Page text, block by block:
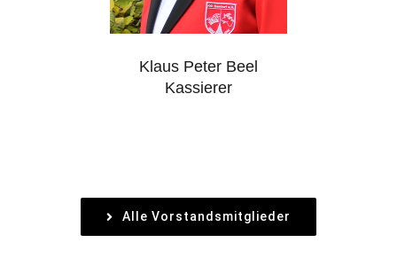
Klaus Peter Beel
Kassierer
Alle Vorstandsmitglieder